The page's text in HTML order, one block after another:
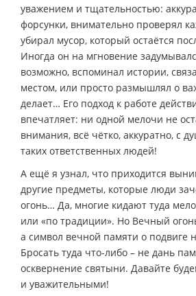
уважением и тщательностью:
форсунки, внимательно проверял
убирал мусор, который остаётся
Иногда он на мгновение
возможно, вспоминал истории,
местом, или просто размышлял о
делает… Его подход к работе
впечатляет: ни одной мелочи не
внимания, всё чётко, аккуратно, с
таких ответственных людей!
А ещё я узнал, что приходится
другие предметы, которые люди
огонь… Да, многие кидают туда
или «по традиции». Но Вечный
а символ вечной памяти о подвиге
Бросать туда что-либо – не дань
осквернение святыни. Давайте
и уважительными!